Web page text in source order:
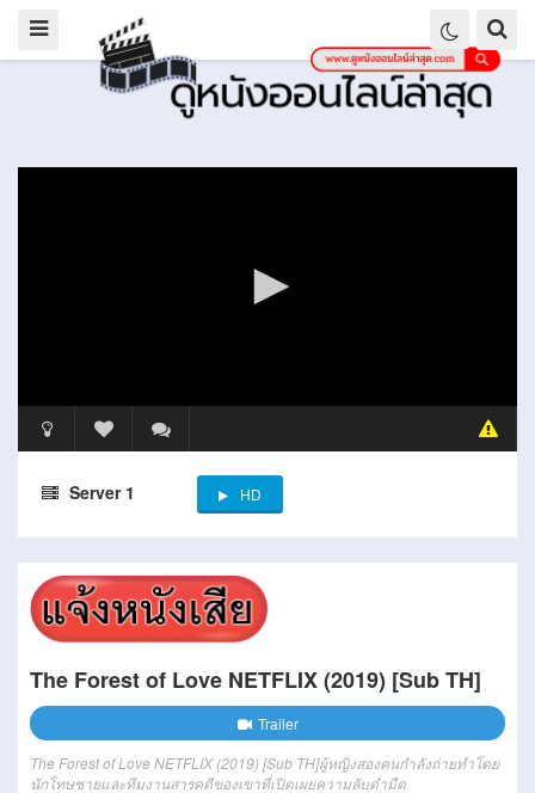
Server 1 HD
The Forest of Love NETFLIX (2019) [Sub TH]
Trailer
The Forest of Love NETFLIX (2019) [Sub TH]ผู้หญิงสองคนกำลังถ่ายทำโดย
นักโทษชายและทีมงานสารคดีของเขาที่เปิดเผยความลับดำมืด